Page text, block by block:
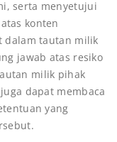
serta menyetujui
konten
dalam tautan milik
jawab atas resiko
milik pihak
dapat membaca
yang